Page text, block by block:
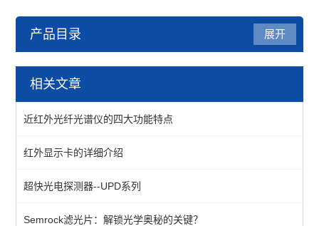
产品目录
光学成像
展开
相关文章
近红外光纤光谱仪的四大功能特点
红外显示卡的详细介绍
超快光电探测器--UPD系列
Semrock滤光片：解锁光学奥秘的关键？